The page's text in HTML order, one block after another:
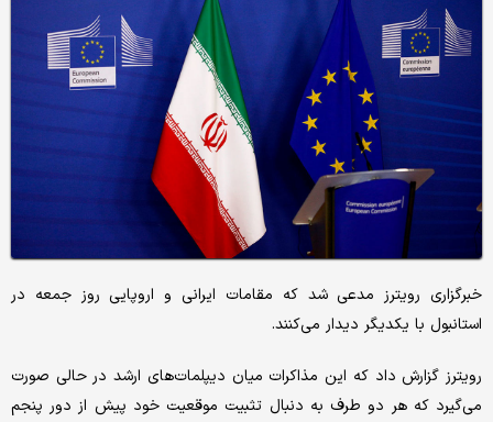
خبرگزاری رویترز مدعی شد که مقامات ایرانی و اروپایی روز جمعه در
استانبول با یکدیگر دیدار می‌کنند.
رویترز گزارش داد که این مذاکرات میان دیپلمات‌های ارشد در حالی صورت
می‌گیرد که هر دو طرف به دنبال تثبیت موقعیت خود پیش از دور پنجم